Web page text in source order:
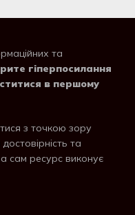
та
гіперпосилання
в першому
з точкою зору
та
сам ресурс виконує